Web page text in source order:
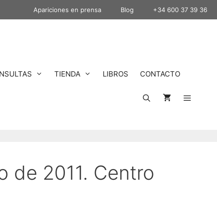
Apariciones en prensa Blog +34 600 37 39 36
TIENDA LIBROS CONTACTO
de 2011. Centro